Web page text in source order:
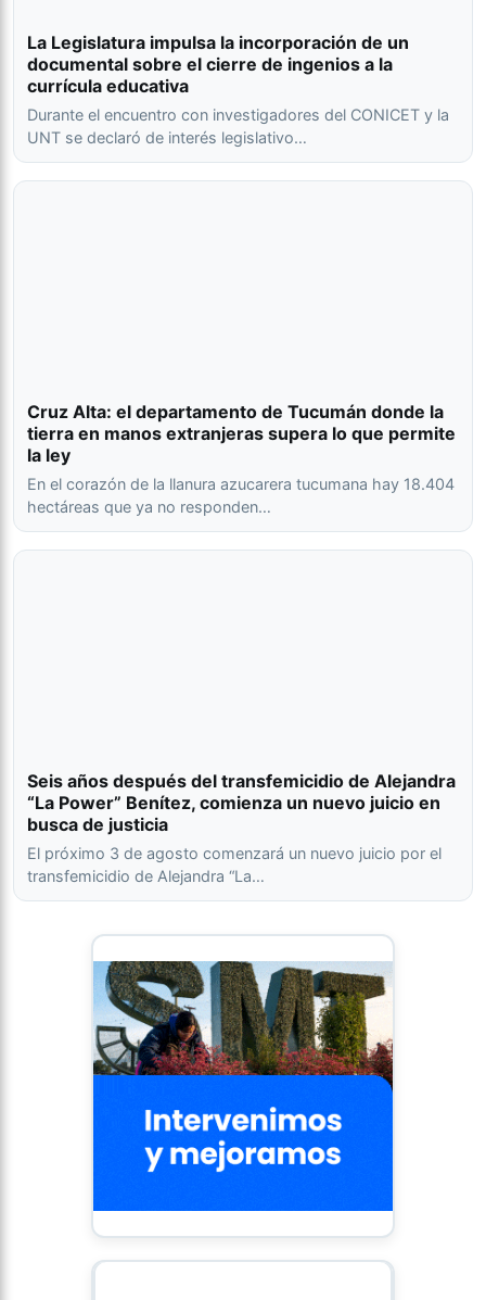
La Legislatura impulsa la incorporación de un
documental sobre el cierre de ingenios a la
currícula educativa
Durante el encuentro con investigadores del CONICET y la
UNT se declaró de interés legislativo…
Cruz Alta: el departamento de Tucumán donde la
tierra en manos extranjeras supera lo que permite
la ley
En el corazón de la llanura azucarera tucumana hay 18.404
hectáreas que ya no responden…
Seis años después del transfemicidio de Alejandra
“La Power” Benítez, comienza un nuevo juicio en
busca de justicia
El próximo 3 de agosto comenzará un nuevo juicio por el
transfemicidio de Alejandra “La…